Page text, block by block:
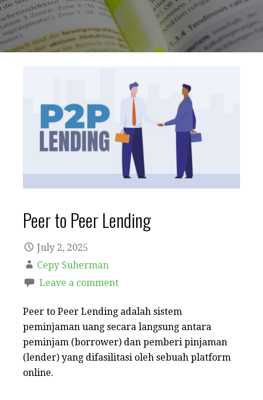
Peer to Peer Lending
July 2, 2025
Cepy Suherman
Leave a comment
Peer to Peer Lending adalah sistem
peminjaman uang secara langsung antara
peminjam (borrower) dan pemberi pinjaman
(lender) yang difasilitasi oleh sebuah platform
online.